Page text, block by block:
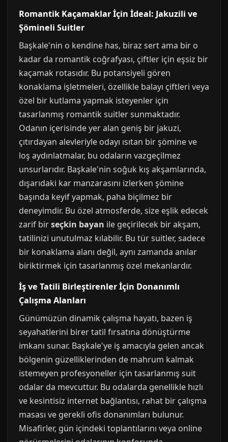
Romantik Kaçamaklar İçin İdeal: Jakuzili ve
Şömineli Suitler
Başkale'nin o kendine has, biraz sert ama bir o
kadar da romantik coğrafyası, çiftler için eşsiz bir
kaçamak rotasıdır. Bu potansiyeli gören
konaklama işletmeleri, özellikle balayı çiftleri veya
özel bir kutlama yapmak isteyenler için
tasarlanmış romantik suitler sunmaktadır.
Odanın içerisinde yer alan geniş bir jakuzi,
çıtırdayan alevleriyle odayı ısıtan bir şömine ve
loş aydınlatmalar, bu odaların vazgeçilmez
unsurlarıdır. Başkale'nin soğuk kış akşamlarında,
dışarıdaki kar manzarasını izlerken şömine
başında keyif yapmak, paha biçilmez bir
deneyimdir. Bu özel atmosferde, size eşlik edecek
zarif birseçkin bayan ile geçirilecek bir akşam,
tatilinizi unutulmaz kılabilir. Bu tür suitler, sadece
bir konaklama alanı değil, aynı zamanda anılar
biriktirmek için tasarlanmış özel mekanlardır.
İş ve Tatili Birleştirenler İçin Donanımlı
Çalışma Alanları
Günümüzün dinamik çalışma hayatı, bazen iş
seyahatlerini birer tatil fırsatına dönüştürme
imkanı sunar. Başkale'ye iş amacıyla gelen ancak
bölgenin güzelliklerinden de mahrum kalmak
istemeyen profesyoneller için tasarlanmış suit
odalar da mevcuttur. Bu odalarda genellikle hızlı
ve kesintisiz internet bağlantısı, rahat bir çalışma
masası ve gerekli ofis donanımları bulunur.
Misafirler, gün içindeki toplantılarını veya online